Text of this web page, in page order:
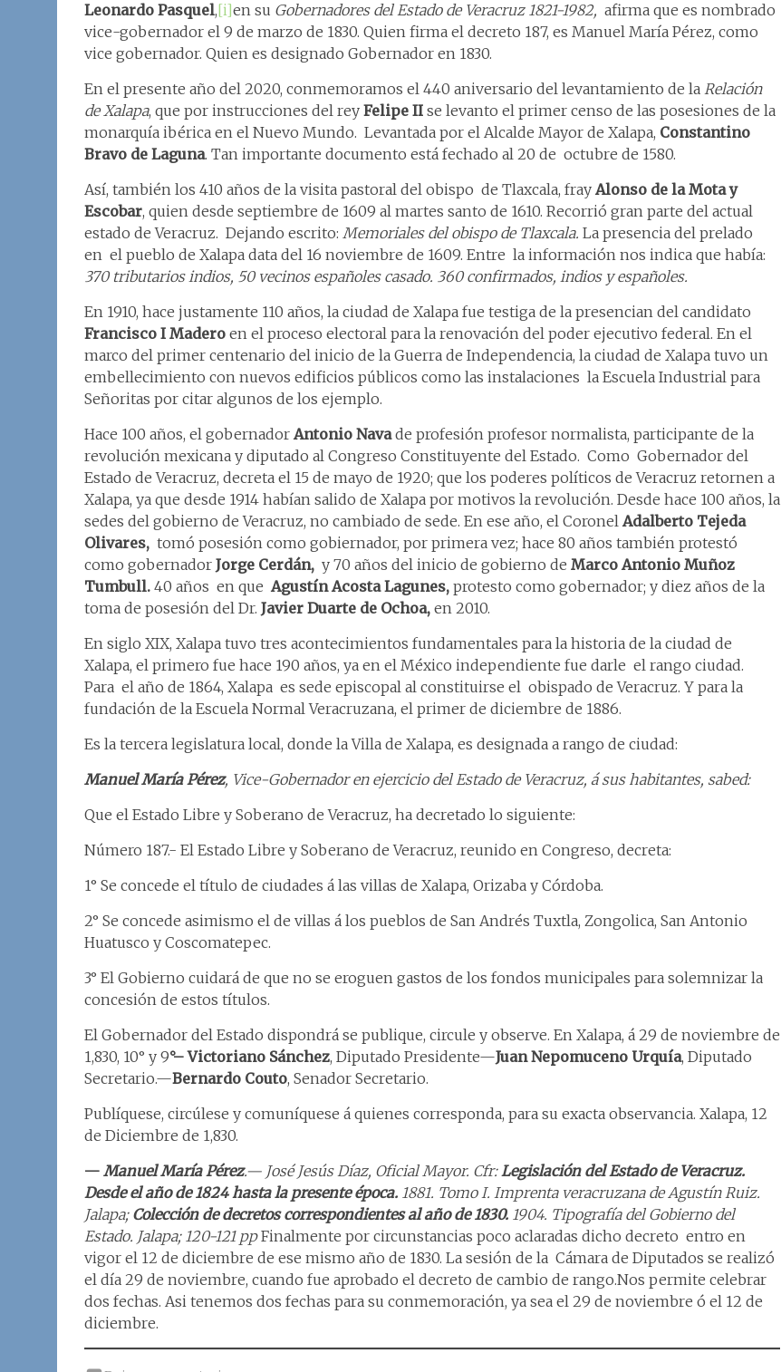
Leonardo Pasquel, [i]en su Gobernadores del Estado de Veracruz 1821-1982, afirma que es nombrado
vice-gobernador el 9 de marzo de 1830. Quien firma el decreto 187, es Manuel María Pérez, como
vice gobernador. Quien es designado Gobernador en 1830.
En el presente año del 2020, conmemoramos el 440 aniversario del levantamiento de la Relación
de Xalapa, que por instrucciones del rey Felipe II se levanto el primer censo de las posesiones de la
monarquía ibérica en el Nuevo Mundo. Levantada por el Alcalde Mayor de Xalapa, Constantino
Bravo de Laguna. Tan importante documento está fechado al 20 de octubre de 1580.
Así, también los 410 años de la visita pastoral del obispo de Tlaxcala, fray Alonso de la Mota y
Escobar, quien desde septiembre de 1609 al martes santo de 1610. Recorrió gran parte del actual
estado de Veracruz. Dejando escrito: Memoriales del obispo de Tlaxcala. La presencia del prelado
en el pueblo de Xalapa data del 16 noviembre de 1609. Entre la información nos indica que había:
370 tributarios indios, 50 vecinos españoles casado. 360 confirmados, indios y españoles.
En 1910, hace justamente 110 años, la ciudad de Xalapa fue testiga de la presencian del candidato
Francisco I Madero en el proceso electoral para la renovación del poder ejecutivo federal. En el
marco del primer centenario del inicio de la Guerra de Independencia, la ciudad de Xalapa tuvo un
embellecimiento con nuevos edificios públicos como las instalaciones la Escuela Industrial para
Señoritas por citar algunos de los ejemplo.
Hace 100 años, el gobernador Antonio Navade profesión profesor normalista, participante de la
revolución mexicana y diputado al Congreso Constituyente del Estado. Como Gobernador del
Estado de Veracruz, decreta el 15 de mayo de 1920; que los poderes políticos de Veracruz retornen a
Xalapa, ya que desde 1914 habían salido de Xalapa por motivos la revolución. Desde hace 100 años, la
sedes del gobierno de Veracruz, no cambiado de sede. En ese año, el Coronel Adalberto Tejeda
Olivares, tomó posesión como gobiernador, por primera vez; hace 80 años también protestó
como gobernador Jorge Cerdán, y 70 años del inicio de gobierno de Marco Antonio Muñoz
Tumbull. 40 años en que Agustín Acosta Lagunes, protesto como gobernador; y diez años de la
toma de posesión del Dr. Javier Duarte de Ochoa, en 2010.
En siglo XIX, Xalapa tuvo tres acontecimientos fundamentales para la historia de la ciudad de
Xalapa, el primero fue hace 190 años, ya en el México independiente fue darle el rango ciudad.
Para el año de 1864, Xalapa es sede episcopal al constituirse el obispado de Veracruz. Y para la
fundación de la Escuela Normal Veracruzana, el primer de diciembre de 1886.
Es la tercera legislatura local, donde la Villa de Xalapa, es designada a rango de ciudad:
Manuel María Pérez, Vice-Gobernador en ejercicio del Estado de Veracruz, á sus habitantes, sabed:
Que el Estado Libre y Soberano de Veracruz, ha decretado lo siguiente:
Número 187.- El Estado Libre y Soberano de Veracruz, reunido en Congreso, decreta:
1° Se concede el título de ciudades á las villas de Xalapa, Orizaba y Córdoba.
2° Se concede asimismo el de villas á los pueblos de San Andrés Tuxtla, Zongolica, San Antonio
Huatusco y Coscomatepec.
3° El Gobierno cuidará de que no se eroguen gastos de los fondos municipales para solemnizar la
concesión de estos títulos.
El Gobernador del Estado dispondrá se publique, circule y observe. En Xalapa, á 29 de noviembre de
1,830, 10° y 9°– Victoriano Sánchez, Diputado Presidente—Juan Nepomuceno Urquía, Diputado
Secretario.—Bernardo Couto, Senador Secretario.
Publíquese, circúlese y comuníquese á quienes corresponda, para su exacta observancia. Xalapa, 12
de Diciembre de 1,830.
— Manuel María Pérez.— José Jesús Díaz, Oficial Mayor. Cfr: Legislación del Estado de Veracruz.
Desde el año de 1824 hasta la presente época. 1881. Tomo I. Imprenta veracruzana de Agustín Ruiz.
Jalapa; Colección de decretos correspondientes al año de 1830. 1904. Tipografía del Gobierno del
Estado. Jalapa; 120-121 ppFinalmente por circunstancias poco aclaradas dicho decreto entro en
vigor el 12 de diciembre de ese mismo año de 1830. La sesión de la Cámara de Diputados se realizó
el día 29 de noviembre, cuando fue aprobado el decreto de cambio de rango.Nos permite celebrar
dos fechas. Asi tenemos dos fechas para su conmemoración, ya sea el 29 de noviembre ó el 12 de
diciembre.